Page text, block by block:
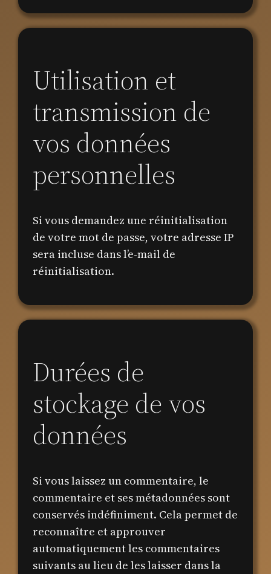
Utilisation et
transmission de
vos données
personnelles
Si vous demandez une réinitialisation
de votre mot de passe, votre adresse IP
sera incluse dans l’e-mail de
réinitialisation.
Durées de
stockage de vos
données
Si vous laissez un commentaire, le
commentaire et ses métadonnées sont
conservés indéfiniment. Cela permet de
reconnaître et approuver
automatiquement les commentaires
suivants au lieu de les laisser dans la